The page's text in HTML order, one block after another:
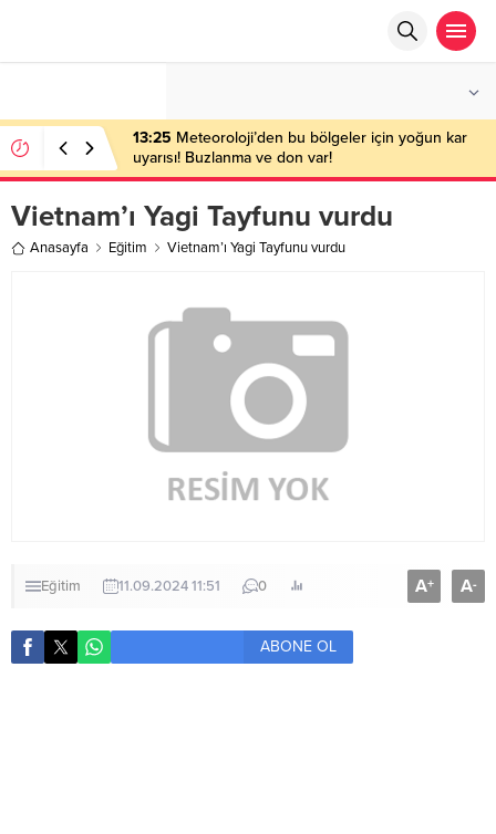
13:25 Meteoroloji’den bu bölgeler için yoğun kar
uyarısı! Buzlanma ve don var!
Vietnam’ı Yagi Tayfunu vurdu
Anasayfa Eğitim Vietnam’ı Yagi Tayfunu vurdu
Eğitim 11.09.2024 11:51 0 A+ A-
ABONE OL